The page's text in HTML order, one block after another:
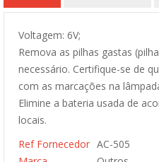
Voltagem: 6V;
Remova as pilhas gastas
necessário. Certifique-se de
com as marcações na
Elimine a bateria usada de
locais.
Ref Fornecedor AC-505